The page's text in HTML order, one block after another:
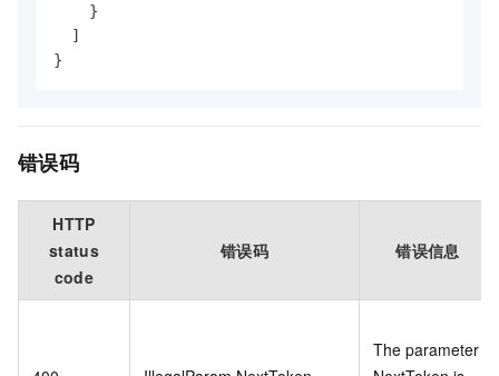
}
]
}
错误码
HTTP
status
code
错误码 错误信息
The parameter